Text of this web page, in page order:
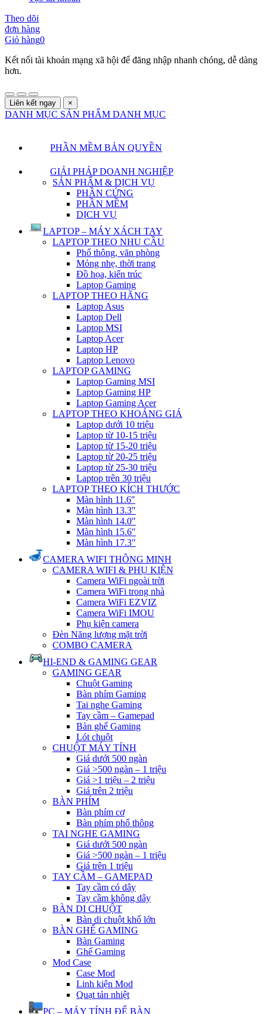
Theo dõi
đơn hàng
Giỏ hàng0
Kết nối tài khoản mạng xã hội để đăng nhập nhanh chóng, dễ dàng
hơn.
Liên kết ngay ×
DANH MỤC SẢN PHẨM DANH MỤC
PHẦN MỀM BẢN QUYỀN
GIẢI PHÁP DOANH NGHIỆP
SẢN PHẨM & DỊCH VỤ
PHẦN CỨNG
PHẦN MỀM
DỊCH VỤ
LAPTOP – MÁY XÁCH TAY
LAPTOP THEO NHU CẦU
Phổ thông, văn phòng
Mỏng nhẹ, thời trang
Đồ họa, kiến trúc
Laptop Gaming
LAPTOP THEO HÃNG
Laptop Asus
Laptop Dell
Laptop MSI
Laptop Acer
Laptop HP
Laptop Lenovo
LAPTOP GAMING
Laptop Gaming MSI
Laptop Gaming HP
Laptop Gaming Acer
LAPTOP THEO KHOẢNG GIÁ
Laptop dưới 10 triệu
Laptop từ 10-15 triệu
Laptop từ 15-20 triệu
Laptop từ 20-25 triệu
Laptop từ 25-30 triệu
Laptop trên 30 triệu
LAPTOP THEO KÍCH THƯỚC
Màn hình 11.6″
Màn hình 13.3″
Màn hình 14.0″
Màn hình 15.6″
Màn hình 17.3″
CAMERA WIFI THÔNG MINH
CAMERA WIFI & PHỤ KIỆN
Camera WiFi ngoài trời
Camera WiFi trong nhà
Camera WiFi EZVIZ
Camera WiFi IMOU
Phụ kiện camera
Đèn Năng lượng mặt trời
COMBO CAMERA
HI-END & GAMING GEAR
GAMING GEAR
Chuột Gaming
Bàn phím Gaming
Tai nghe Gaming
Tay cầm – Gamepad
Bàn ghế Gaming
Lót chuột
CHUỘT MÁY TÍNH
Giá dưới 500 ngàn
Giá >500 ngàn – 1 triệu
Giá >1 triệu – 2 triệu
Giá trên 2 triệu
BÀN PHÍM
Bàn phím cơ
Bàn phím phổ thông
TAI NGHE GAMING
Giá dưới 500 ngàn
Giá >500 ngàn – 1 triệu
Giá trên 1 triệu
TAY CẦM – GAMEPAD
Tay cầm có dây
Tay cầm không dây
BÀN DI CHUỘT
Bàn di chuột khổ lớn
BÀN GHẾ GAMING
Bàn Gaming
Ghế Gaming
Mod Case
Case Mod
Linh kiện Mod
Quạt tản nhiệt
PC – MÁY TÍNH ĐỂ BÀN